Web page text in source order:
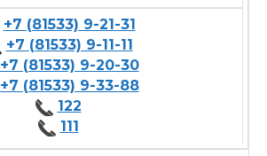
+7 (81533) 9-21-31
+7 (81533) 9-11-11
+7 (81533) 9-20-30
+7 (81533) 9-33-88
122
111